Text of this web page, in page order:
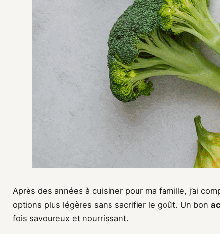
Après des années à cuisiner pour ma famille, j’ai
options plus légères sans sacrifier le goût. Un bon
fois savoureux et nourrissant.